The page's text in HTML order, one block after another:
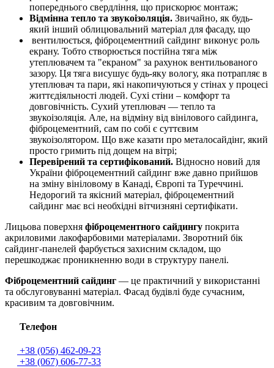
попереднього свердління, що прискорює монтаж;
Відмінна тепло та звукоізоляція. Звичайно, як будь-
який інший облицювальний матеріал для фасаду, що
вентилюється, фіброцементний сайдинг виконує роль
екрану. Тобто створюється постійна тяга між
утеплювачем та "екраном" за рахунок вентильованого
зазору. Ця тяга висушує будь-яку вологу, яка потрапляє в
утеплювач та пари, які накопичуються у стінах у процесі
життєдіяльності людей. Сухі стіни – комфорт та
довговічність. Сухий утеплювач — тепло та
звукоізоляція. Але, на відміну від вінілового сайдинга,
фіброцементний, сам по собі є суттєвим
звукоізолятором. Що вже казати про металосайдінг, який
просто гримить під дощем на вітрі;
Перевірений та сертифікований. Відносно новий для
України фіброцементний сайдинг вже давно прийшов
на зміну вініловому в Канаді, Європі та Туреччині.
Недорогий та якісний матеріал, фіброцементний
сайдинг має всі необхідні вітчизняні сертифікати.
Лицьова поверхня фіброцементного сайдингу покрита
акриловими лакофарбовими матеріалами. Зворотний бік
сайдинг-панелей фарбується захисним складом, що
перешкоджає проникненню води в структуру панелі.
Фіброцементний сайдинг — це практичний у використанні
та обслуговуванні матеріал. Фасад будівлі буде сучасним,
красивим та довговічним.
Телефон
+38 (056) 462-09-23
+38 (067) 606-77-33